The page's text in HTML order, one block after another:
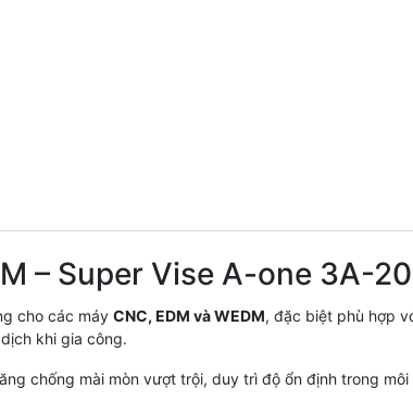
– Super Vise A-one 3A-
cho các máy CNC, EDM và WEDM, đặc biệt phù hợp
khi gia công.
chống mài mòn vượt trội, duy trì độ ổn định trong